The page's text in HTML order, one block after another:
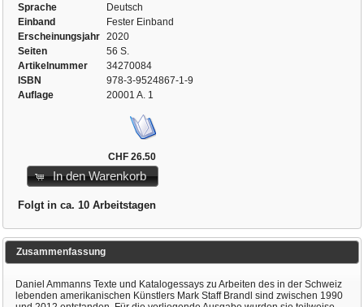
Sprache
Deutsch
Einband
Fester Einband
Erscheinungsjahr
2020
Seiten
56 S.
Artikelnummer
34270084
ISBN
978-3-9524867-1-9
Auflage
20001 A. 1
CHF 26.50
In den Warenkorb
Folgt in ca. 10 Arbeitstagen
Zusammenfassung
Daniel Ammanns Texte und Katalogessays zu Arbeiten des in der Schweiz
lebenden amerikanischen Künstlers Mark Staff Brandl sind zwischen 1990